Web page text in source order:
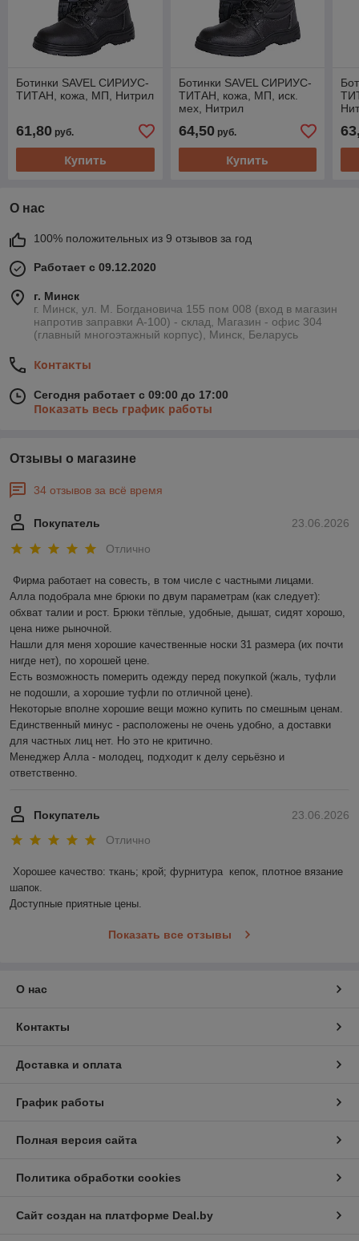
Ботинки SAVEL СИРИУС-
ТИТАН, кожа, МП, Нитрил
61,80 руб.
Купить
Ботинки SAVEL СИРИУС-
ТИТАН, кожа, МП, иск.
мех, Нитрил
64,50руб.
Купить
О нас
100% положительных из 9 отзывов за год
Работает с 09.12.2020
г. Минск
г. Минск, ул. М. Богдановича 155 пом 008 (вход в магазин
напротив заправки А-100) - склад, Магазин - офис 304
(главный многоэтажный корпус), Минск, Беларусь
Контакты
Сегодня работает с 09:00 до 17:00
Показать весь график работы
Отзывы о магазине
34 отзывов за всё время
23.06.2026
Покупатель
Отлично
Фирма работает на совесть, в том числе с частными лицами.
Алла подобрала мне брюки по двум параметрам (как следует):
обхват талии и рост. Брюки тёплые, удобные, дышат, сидят хорошо,
цена ниже рыночной.
Нашли для меня хорошие качественные носки 31 размера (их почти
нигде нет), по хорошей цене.
Есть возможность померить одежду перед покупкой (жаль, туфли
не подошли, а хорошие туфли по отличной цене).
Некоторые вполне хорошие вещи можно купить по смешным ценам.
Единственный минус - расположены не очень удобно, а доставки
для частных лиц нет. Но это не критично.
Менеджер Алла - молодец, подходит к делу серьёзно и
ответственно.
23.06.2026
Покупатель
Отлично
Хорошее качество: ткань; крой; фурнитура  кепок, плотное вязание
шапок.
Доступные приятные цены.
Показать все отзывы
О нас
Контакты
Доставка и оплата
График работы
Полная версия сайта
Политика обработки cookies
Сайт создан на платформе Deal.by